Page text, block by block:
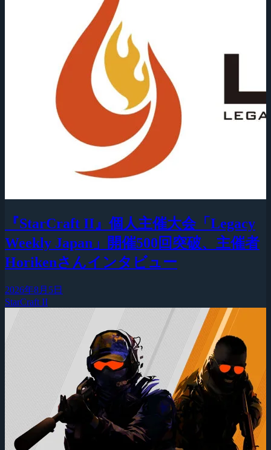
『StarCraft II』個人主催大会「Legacy
Weekly Japan」開催500回突破、主催者
Horikenさんインタビュー
2026年8月5日
StarCraft II